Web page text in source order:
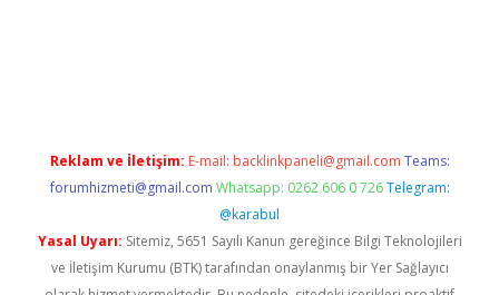
Reklam ve İletişim: E-mail: backlinkpaneli@gmail.com Teams:
forumhizmeti@gmail.com Whatsapp: 0262 606 0 726 Telegram:
@karabul
Yasal Uyarı: Sitemiz, 5651 Sayılı Kanun gereğince Bilgi Teknolojileri
ve İletişim Kurumu (BTK) tarafından onaylanmış bir Yer Sağlayıcı